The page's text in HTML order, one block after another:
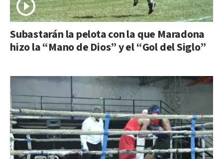
Subastarán la pelota con la que Maradona
hizo la “Mano de Dios” y el “Gol del Siglo”